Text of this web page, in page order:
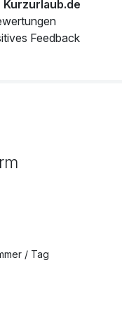
Feedback
/ Tag